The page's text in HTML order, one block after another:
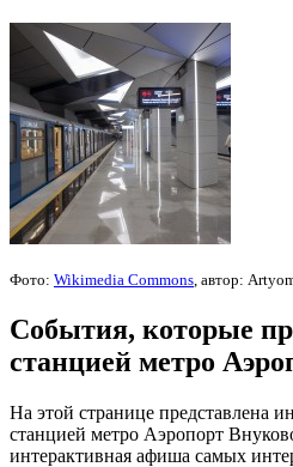
Фото: Wikimedia Commons, автор:
События, которые
станцией метро
На этой странице представлена
станцией метро Аэропорт
интерактивная афиша самых